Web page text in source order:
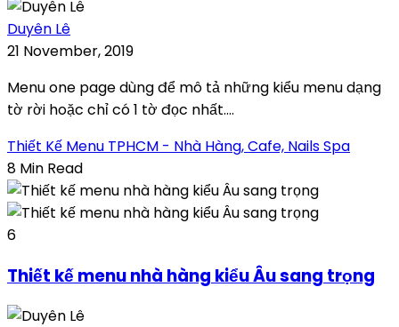
Duyên Lê
21 November, 2019
Menu one page dùng để mô tả những kiểu menu dạng
tờ rời hoặc chỉ có 1 tờ đọc nhất....
Thiết Kế Menu TPHCM - Nhà Hàng, Cafe, Nails Spa
8 Min Read
6
Thiết kế menu nhà hàng kiểu Âu sang trọng